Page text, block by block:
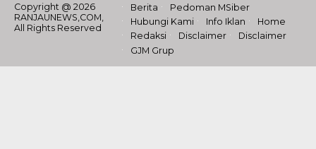
Copyright @ 2026
RANJAUNEWS,COM,
All Rights Reserved
Berita
Pedoman MSiber
Hubungi Kami
Info Iklan
Home
Redaksi
Disclaimer
Disclaimer
GJM Grup